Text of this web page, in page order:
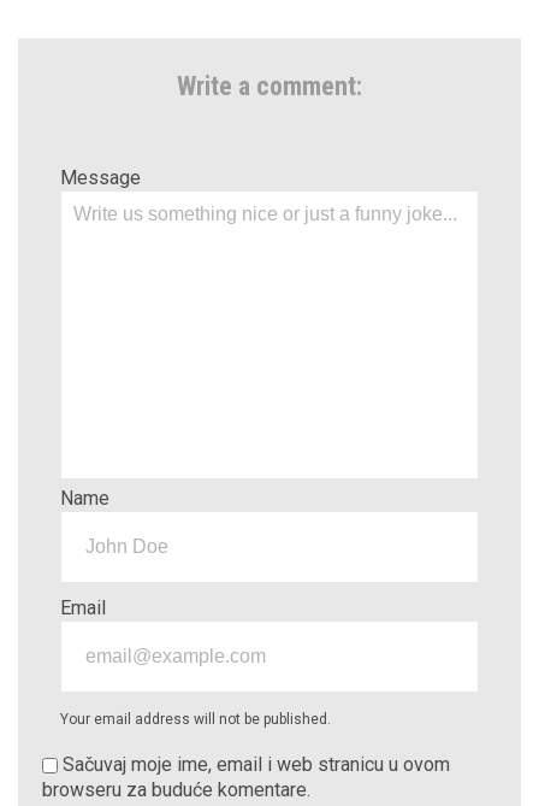
Write a comment:
Message
Name
Email
Your email address will not be published.
Sačuvaj moje ime, email i web stranicu u ovom
browseru za buduće komentare.